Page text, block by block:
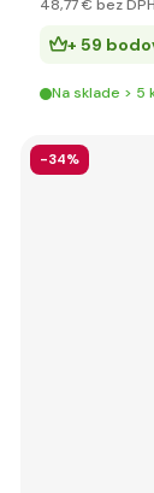
48,77 € bez DPH
+ 59
Na sklade > 5
-34%